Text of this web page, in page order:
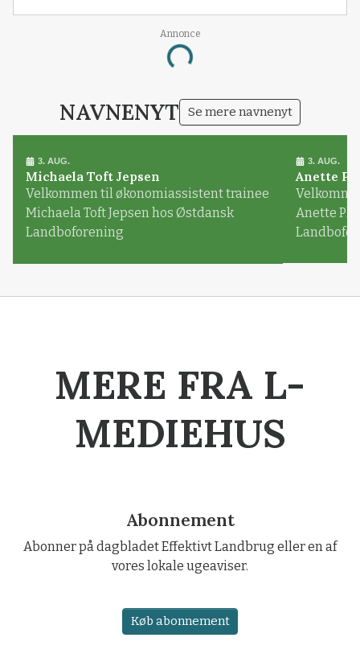
Annonce
Loading...
NAVNENYT Se mere navnenyt
3. AUG.
Michaela Toft Jepsen
Velkommen til økonomiassistent trainee
Michaela Toft Jepsen hos Østdansk
Landboforening
3. AUG.
Anette
Anette
MERE FRA L-
MEDIEHUS
Abonnement
Abonner på dagbladet Effektivt Landbrug eller en af
vores lokale ugeaviser.
Køb abonnement